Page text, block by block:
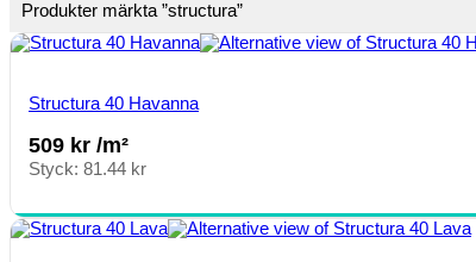
Produkter märkta ”structura”
Structura 40 Havanna
509 kr /m²
Styck: 81.44 kr